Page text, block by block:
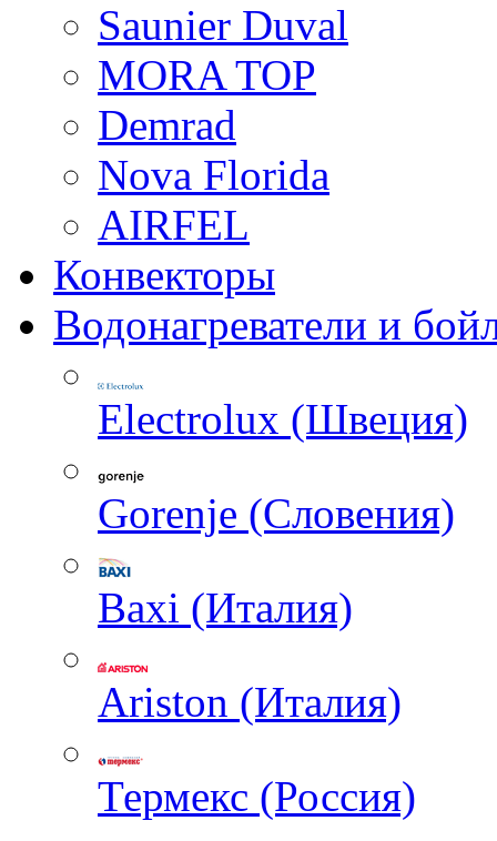
Saunier Duval
MORA TOP
Demrad
Nova Florida
AIRFEL
Конвекторы
Водонагреватели и
Electrolux (Швеция)
Gorenje (Словения)
Baxi (Италия)
Ariston (Италия)
Термекс (Россия)